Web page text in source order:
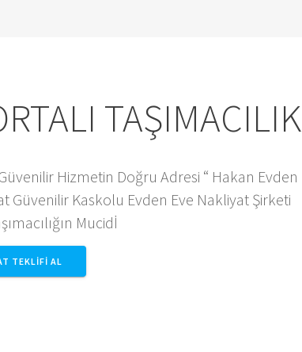
TAŞIMACILIK
Hizmetin Doğru Adresi “ Hakan Evden
Güvenilir Kaskolu Evden Eve Nakliyat Şirketi
Mucidİ
TEKLIFI AL